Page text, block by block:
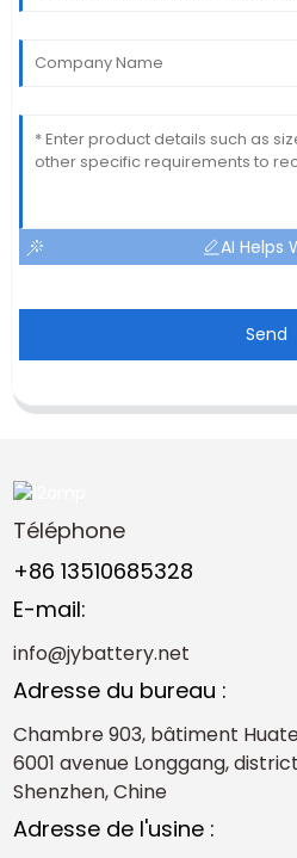
AI Helps
Send
Téléphone
+86 13510685328
E-mail:
info@jybattery.net
Adresse du bureau :
Chambre 903, bâtiment
6001 avenue Longgang,
Shenzhen, Chine
Adresse de l'usine :